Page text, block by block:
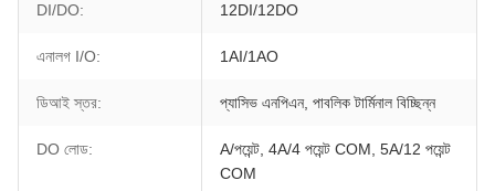
DI/DO: 12DI/12DO
এনালগ I/O: 1AI/1AO
ডিআই স্তর: প্যাসিভ এনপিএন, পাবলিক টার্মিনাল বিচ্ছিন্ন
DO লোড:
A/পয়েন্ট, 4A/4 পয়েন্ট COM, 5A/12 পয়েন্ট
COM